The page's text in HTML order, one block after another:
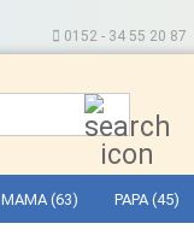
0152 - 34 55 20 87
MAMA (63) PAPA (45)